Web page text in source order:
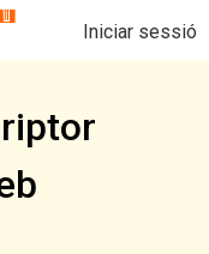
Iniciar sessió